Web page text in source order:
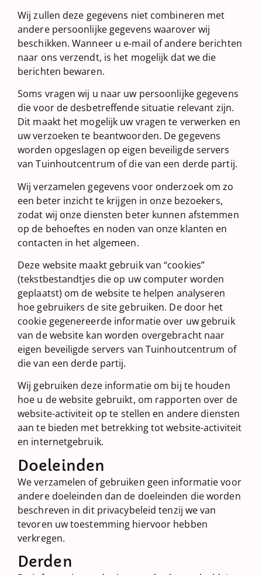
Wij zullen deze gegevens niet combineren met
andere persoonlijke gegevens waarover wij
beschikken. Wanneer u e-mail of andere berichten
naar ons verzendt, is het mogelijk dat we die
berichten bewaren.
Soms vragen wij u naar uw persoonlijke gegevens
die voor de desbetreffende situatie relevant zijn.
Dit maakt het mogelijk uw vragen te verwerken en
uw verzoeken te beantwoorden. De gegevens
worden opgeslagen op eigen beveiligde servers
van Tuinhoutcentrum of die van een derde partij.
Wij verzamelen gegevens voor onderzoek om zo
een beter inzicht te krijgen in onze bezoekers,
zodat wij onze diensten beter kunnen afstemmen
op de behoeftes en noden van onze klanten en
contacten in het algemeen.
Deze website maakt gebruik van “cookies”
(tekstbestandtjes die op uw computer worden
geplaatst) om de website te helpen analyseren
hoe gebruikers de site gebruiken. De door het
cookie gegenereerde informatie over uw gebruik
van de website kan worden overgebracht naar
eigen beveiligde servers van Tuinhoutcentrum of
die van een derde partij.
Wij gebruiken deze informatie om bij te houden
hoe u de website gebruikt, om rapporten over de
website-activiteit op te stellen en andere diensten
aan te bieden met betrekking tot website-activiteit
en internetgebruik.
Doeleinden
We verzamelen of gebruiken geen informatie voor
andere doeleinden dan de doeleinden die worden
beschreven in dit privacybeleid tenzij we van
tevoren uw toestemming hiervoor hebben
verkregen.
Derden